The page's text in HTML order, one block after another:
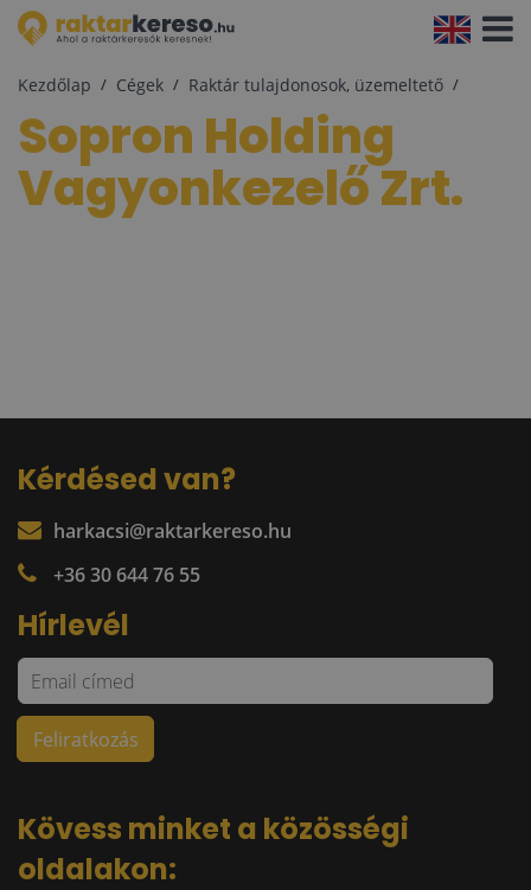
Kezdőlap Cégek Raktár tulajdonosok, üzemeltető
Sopron Holding
Vagyonkezelő Zrt.
Kérdésed van?
harkacsi@raktarkereso.hu
+36 30 644 76 55
Hírlevél
Kövess minket a közösségi
oldalakon: